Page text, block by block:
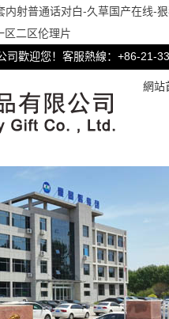
射普通话对白-久草国产在线-
区二区伦理片
司歡迎您！客服熱線：+86-21-
網站